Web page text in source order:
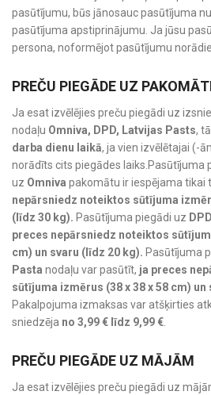
pasūtījumu, būs jānosauc pasūtījuma
pasūtījuma apstiprinājumu. Ja jūsu
persona, noformējot pasūtījumu
PREČU PIEGĀDE UZ
Ja esat izvēlējies preču piegādi uz
nodaļu Omniva, DPD, Latvijas Pasts,
darba dienu laikā, ja vien izvēlētajai (-
norādīts cits piegādes laiks.Pasūtījuma
uz Omniva pakomātu ir iespējama tikai
nepārsniedz noteiktos sūtījuma
(līdz 30 kg). Pasūtījuma piegādi uz DPD
preces nepārsniedz noteiktos
cm) un svaru (līdz 20 kg). Pasūtījuma
Pasta nodaļu var pasūtīt, ja preces
sūtījuma izmērus (38 x 38 x 58 cm)
Pakalpojuma izmaksas var atšķirties
sniedzēja no 3,99 € līdz 9,99 €
PREČU PIEGĀDE UZ MĀJĀM
Ja esat izvēlējies preču piegādi uz